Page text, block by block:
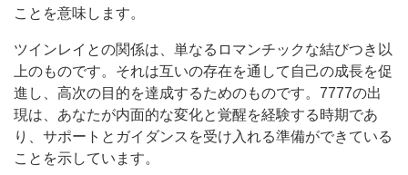
ことを意味します。
ツインレイとの関係は、単なるロマンチックな結びつき以
上のものです。それは互いの存在を通して自己の成長を促
進し、高次の目的を達成するためのものです。7777の出
現は、あなたが内面的な変化と覚醒を経験する時期であ
り、サポートとガイダンスを受け入れる準備ができている
ことを示しています。